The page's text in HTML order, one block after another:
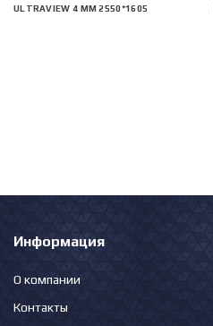
ULTRAVIEW 4 ММ 2550*1605
Информация
О компании
Контакты